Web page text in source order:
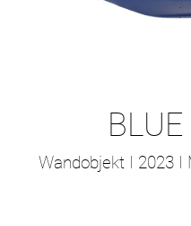
Wandobjekt I 2023 I